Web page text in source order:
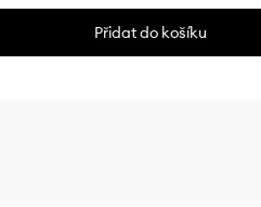
Přidat do košíku